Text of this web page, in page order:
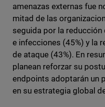
amenazas externas fue
mitad de las
seguida por la
e infecciones (45%) y la
de ataque (43%). En
planean reforzar su
endpoints adoptarán un
en su estrategia global